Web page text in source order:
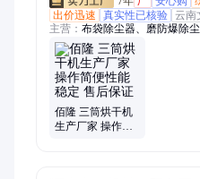
出价迅速
真实性已核验 云南
主营： 布袋除尘器、磨防爆除
机、矿砂烘干机、精粉烘干机
烘干机、粉煤灰烘干机、烘干
机、煤泥烘干设备、喷脉冲除
佰隆 三筒烘干机
生产厂家 操作简